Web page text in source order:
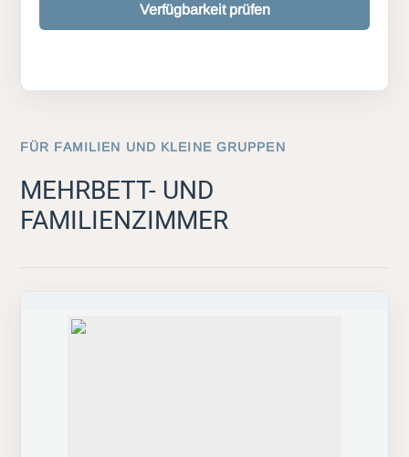
Verfügbarkeit prüfen
FÜR FAMILIEN UND KLEINE GRUPPEN
MEHRBETT- UND
FAMILIENZIMMER